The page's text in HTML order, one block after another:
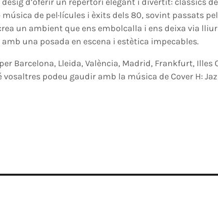
de pel·lícules i èxits dels 80, sovint passats
un ambient que ens embolcalla i ens deixa via
una posada en escena i estètica impecables.
Barcelona, Lleida, València, Madrid, Frankfurt, Illes
podeu gaudir amb la música de Cover H: